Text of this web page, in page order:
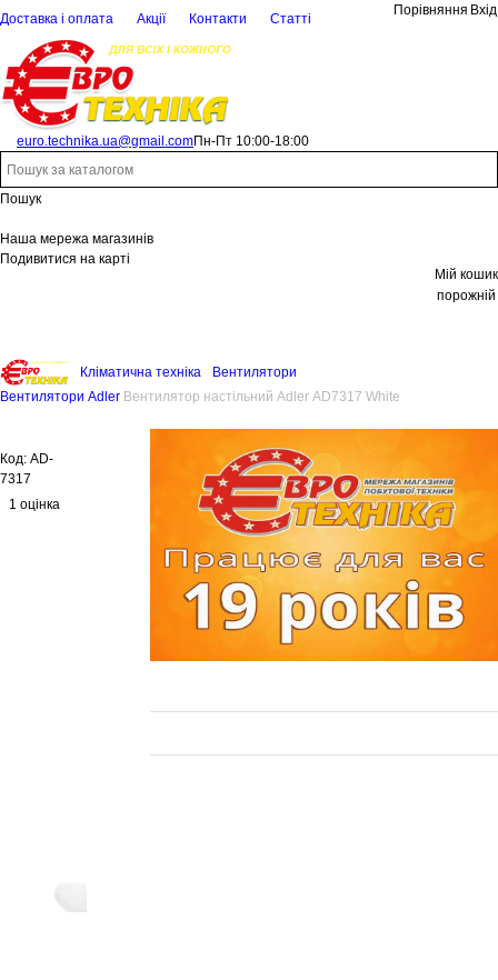
Доставка і оплата Акції Контакти Статті
Порівняння Вхід
euro.technika.ua@gmail.comПн-Пт 10:00-18:00
Пошук
Наша мережа магазинів
Подивитися на карті
Мій кошик
порожній
Кліматична техніка
Вентилятори
Вентилятори Adler Вентилятор настільний Adler AD7317 White
Код: AD-
7317
1 оцінка